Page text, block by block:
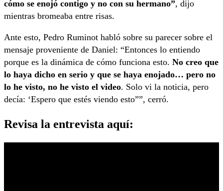
cómo se enojó contigo y no con su hermano”, dijo
mientras bromeaba entre risas.
Ante esto, Pedro Ruminot habló sobre su parecer sobre el
mensaje proveniente de Daniel: “Entonces lo entiendo
porque es la dinámica de cómo funciona esto. No creo que
lo haya dicho en serio y que se haya enojado… pero no
lo he visto, no he visto el video. Solo vi la noticia, pero
decía: ‘Espero que estés viendo esto””, cerró.
Revisa la entrevista aquí: